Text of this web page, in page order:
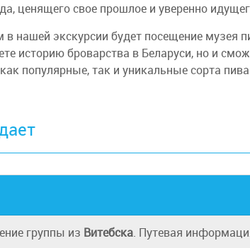
ценящего свое прошлое и уверенно
нашей экскурсии будет посещение музея
историю броварства в Беларуси, но и
популярные, так и уникальные сорта
группы из Витебска. Путевая